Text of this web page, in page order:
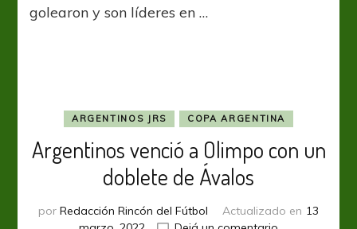
B
golearon y son líderes en …
ARGENTINOS JRS COPA ARGENTINA
Argentinos venció a Olimpo con un
doblete de Ávalos
por Redacción Rincón del Fútbol Actualizado en 13